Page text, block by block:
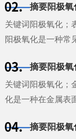
减缓氧化的方法。
···
关键词阳极氧化；
阳极氧化是一种常
够提高材料的耐腐
···
关键词阳极氧化；
化是一种在金属表
电子等领域，为这